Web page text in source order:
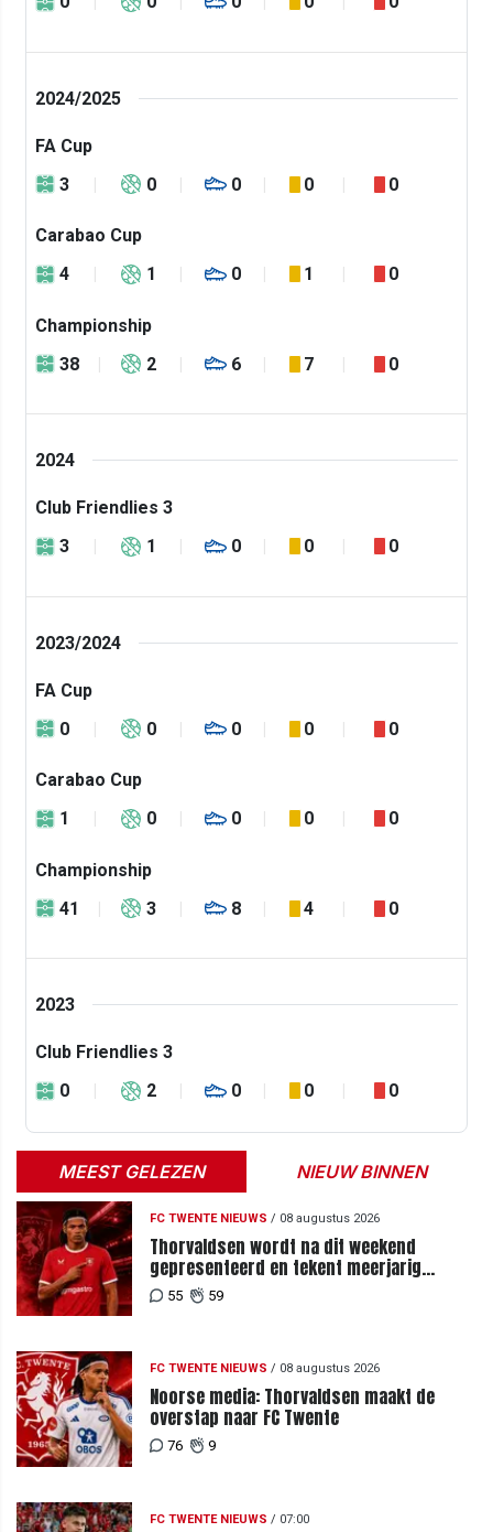
2024/2025
FA Cup
3
0 0 0 0
Carabao Cup
4
1 0 1 0
Championship
38
2 6 7 0
2024
Club Friendlies 3
3
1 0 0 0
2023/2024
FA Cup
0
0 0 0 0
Carabao Cup
1
0 0 0 0
Championship
41
3 8 4 0
2023
Club Friendlies 3
0
2 0 0 0
MEEST GELEZEN NIEUW BINNEN
FC TWENTE NIEUWS / 08 augustus 2026
Thorvaldsen wordt na dit weekend
gepresenteerd en tekent meerjarig
contract bij FC Twente
55 59
FC TWENTE NIEUWS / 08 augustus 2026
Noorse media: Thorvaldsen maakt de
overstap naar FC Twente
76 9
FC TWENTE NIEUWS / 07:00